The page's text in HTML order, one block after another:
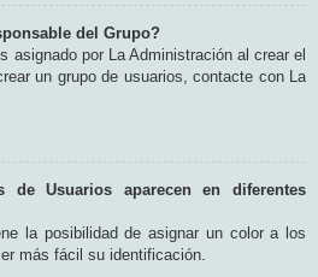
del Grupo?
asignado por La Administración al crear el
un grupo de usuarios, contacte con La
de Usuarios aparecen en diferentes
la posibilidad de asignar un color a los
más fácil su identificación.